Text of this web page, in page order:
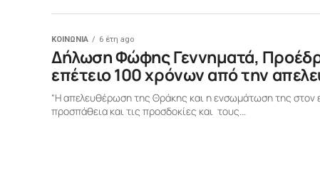
ΚΟΙΝΩΝΙΑ 6 έτη ago
Δήλωση Φώφης Γεννηματά,
επέτειο 100 χρόνων από την
“Η απελευθέρωση της Θράκης και η ενσωμάτωση της στον
προσπάθεια και τις προσδοκίες και τους...